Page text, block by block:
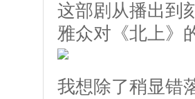
这部剧从播出到
雅众对《北上》
我想除了稍显错